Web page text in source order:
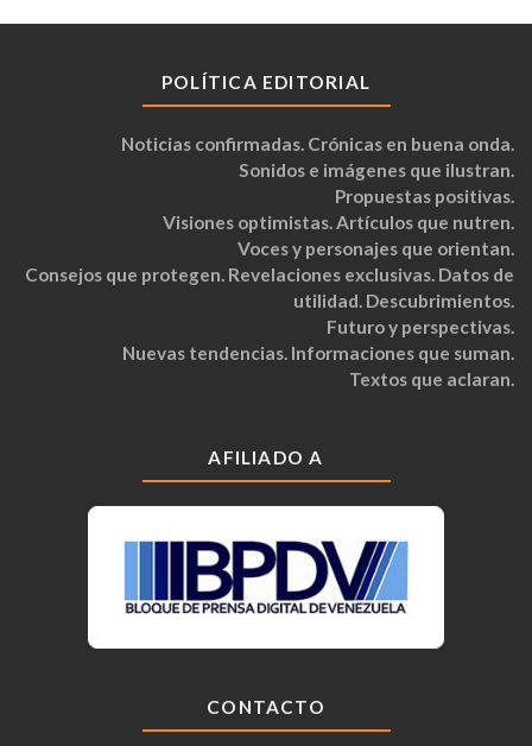
POLÍTICA EDITORIAL
Noticias confirmadas. Crónicas en buena onda.
Sonidos e imágenes que ilustran.
Propuestas positivas.
Visiones optimistas. Artículos que nutren.
Voces y personajes que orientan.
Consejos que protegen. Revelaciones exclusivas. Datos de
utilidad. Descubrimientos.
Futuro y perspectivas.
Nuevas tendencias. Informaciones que suman.
Textos que aclaran.
AFILIADO A
CONTACTO